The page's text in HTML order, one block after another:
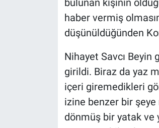
haber vermiş
düşünüldüğünden
Nihayet Savcı
girildi. Biraz da yaz
içeri giremedikleri
izine benzer bir şeye
dönmüş bir yatak ve